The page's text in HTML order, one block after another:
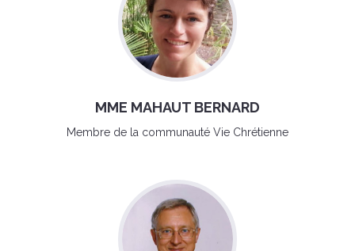
MME MAHAUT BERNARD
Membre de la communauté Vie Chrétienne